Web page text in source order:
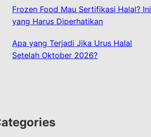
Frozen Food Mau Sertifikasi Halal? Ini
yang Harus Diperhatikan
Apa yang Terjadi Jika Urus Halal
Setelah Oktober 2026?